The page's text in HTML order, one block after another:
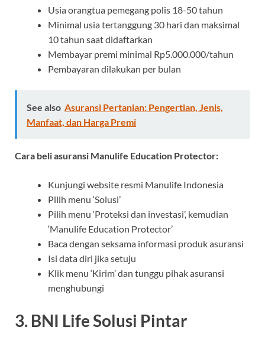
Usia orangtua pemegang polis 18-50 tahun
Minimal usia tertanggung 30 hari dan maksimal
10 tahun saat didaftarkan
Membayar premi minimal Rp5.000.000/tahun
Pembayaran dilakukan per bulan
See also Asuransi Pertanian: Pengertian, Jenis,
Manfaat, dan Harga Premi
Cara beli asuransi Manulife Education Protector:
Kunjungi website resmi Manulife Indonesia
Pilih menu ‘Solusi’
Pilih menu ‘Proteksi dan investasi’, kemudian
‘Manulife Education Protector’
Baca dengan seksama informasi produk asuransi
Isi data diri jika setuju
Klik menu ‘Kirim’ dan tunggu pihak asuransi
menghubungi
3. BNI Life Solusi Pintar